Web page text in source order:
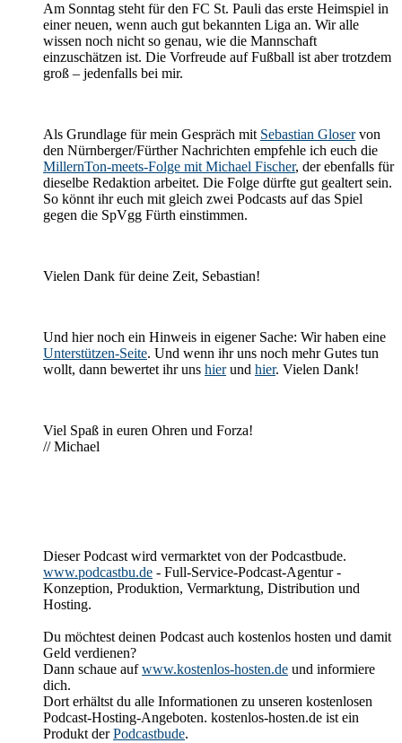
Am Sonntag steht für den FC St. Pauli das erste Heimspiel in
einer neuen, wenn auch gut bekannten Liga an. Wir alle
wissen noch nicht so genau, wie die Mannschaft
einzuschätzen ist. Die Vorfreude auf Fußball ist aber trotzdem
groß – jedenfalls bei mir.
Als Grundlage für mein Gespräch mit Sebastian Gloservon
den Nürnberger/Fürther Nachrichten empfehle ich euch die
MillernTon-meets-Folge mit Michael Fischer, der ebenfalls für
dieselbe Redaktion arbeitet. Die Folge dürfte gut gealtert sein.
So könnt ihr euch mit gleich zwei Podcasts auf das Spiel
gegen die SpVgg Fürth einstimmen.
Vielen Dank für deine Zeit, Sebastian!
Und hier noch ein Hinweis in eigener Sache: Wir haben eine
Unterstützen-Seite. Und wenn ihr uns noch mehr Gutes tun
wollt, dann bewertet ihr uns hierund hier. Vielen Dank!
Viel Spaß in euren Ohren und Forza!
// Michael
Dieser Podcast wird vermarktet von der Podcastbude.
www.podcastbu.de - Full-Service-Podcast-Agentur -
Konzeption, Produktion, Vermarktung, Distribution und
Hosting.
Du möchtest deinen Podcast auch kostenlos hosten und damit
Geld verdienen?
Dann schaue aufwww.kostenlos-hosten.de und informiere
dich.
Dort erhältst du alle Informationen zu unseren kostenlosen
Podcast-Hosting-Angeboten. kostenlos-hosten.de ist ein
Produkt derPodcastbude.